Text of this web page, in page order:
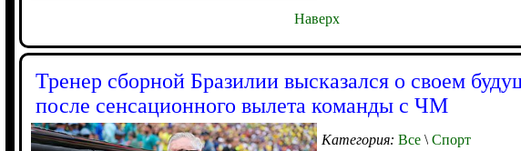
Наверх
Тренер сборной Бразилии высказался о своем
после сенсационного вылета команды с ЧМ
Категория: Все \ Спорт